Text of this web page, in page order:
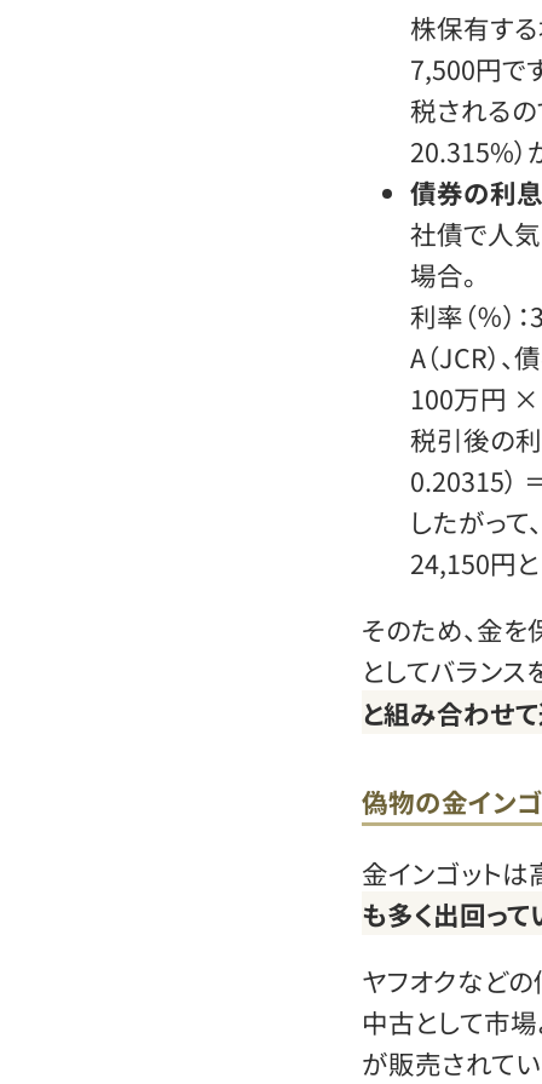
株保有す
7,500円で
税される
20.315%）
債券の利
社債で人
場合。
利率（％）
A（JCR）、
100万円 ×
税引後の
0.20315）
したがっ
24,150円と
そのため、金
としてバランス
と組み合わせ
偽物の金イン
金インゴット
も多く出回って
ヤフオクなどの
中古として市
が販売されて